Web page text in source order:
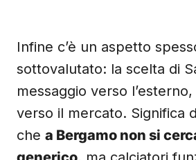
Infine c’è un aspetto
sottovalutato: la scelta di
messaggio verso
verso il mercato. Significa
che a Bergamo non si